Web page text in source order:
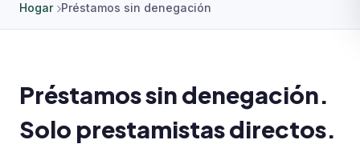
Hogar Préstamos sin denegación
Préstamos sin denegación.
Solo prestamistas directos.